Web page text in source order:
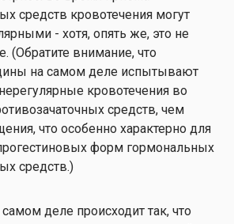
средств кровотечения могут
- хотя, опять же, это не
(Обратите внимание, что
на самом деле испытывают
нерегулярные кровотечения во
средств, чем
что особенно характерно для
форм гормональных
средств.)
деле происходит так, что